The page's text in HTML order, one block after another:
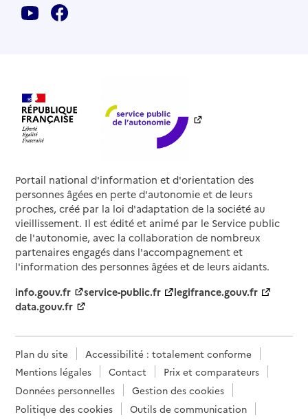
Portail national d'information et d'orientation des
personnes âgées en perte d'autonomie et de leurs
proches, créé par la loi d'adaptation de la société au
vieillissement. Il est édité et animé par le Service public
de l'autonomie, avec la collaboration de nombreux
partenaires engagés dans l'accompagnement et
l'information des personnes âgées et de leurs aidants.
info.gouv.fr
service-public.fr
legifrance.gouv.fr
data.gouv.fr
Plan du site
Accessibilité : totalement conforme
Mentions légales
Contact
Prix et comparateurs
Données personnelles
Gestion des cookies
Politique des cookies
Outils de communication